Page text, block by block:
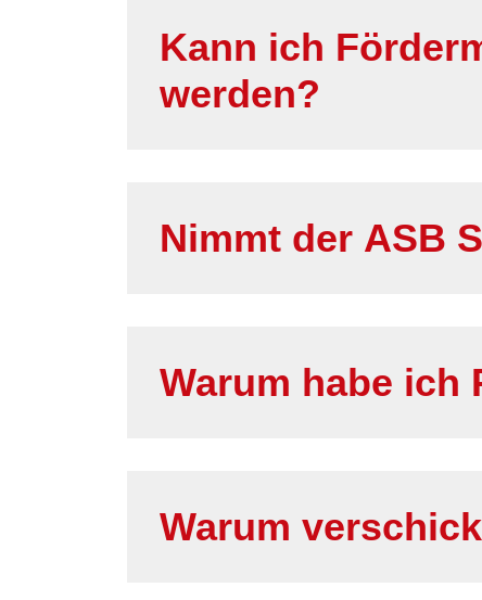
Kann ich
werden?
Nimmt der ASB
Warum habe ich
Warum